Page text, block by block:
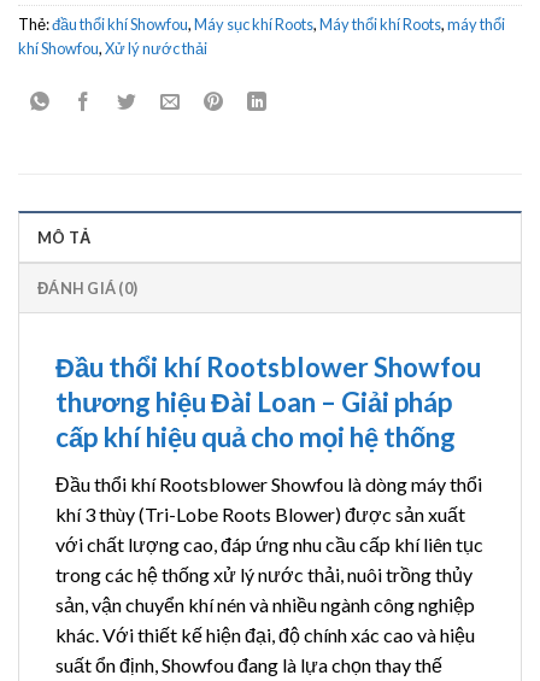
Thẻ:đầu thổi khí Showfou,Máy sục khí Roots,Máy thổi khí Roots,máy thổi
khí Showfou,Xử lý nước thải
MÔ TẢ
ĐÁNH GIÁ (0)
Đầu thổi khí Rootsblower Showfou
thương hiệu Đài Loan – Giải pháp
cấp khí hiệu quả cho mọi hệ thống
Đầu thổi khí Rootsblower Showfou là dòng máy thổi
khí 3 thùy (Tri-Lobe Roots Blower) được sản xuất
với chất lượng cao, đáp ứng nhu cầu cấp khí liên tục
trong các hệ thống xử lý nước thải, nuôi trồng thủy
sản, vận chuyển khí nén và nhiều ngành công nghiệp
khác. Với thiết kế hiện đại, độ chính xác cao và hiệu
suất ổn định, Showfou đang là lựa chọn thay thế